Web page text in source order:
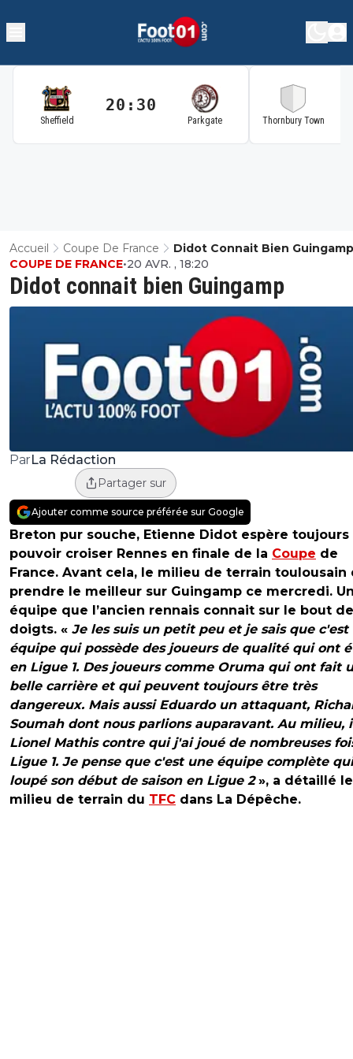
Sheffield
20:30
Parkgate Thornbury Town
Accueil Coupe De France Didot Connait Bien Guingamp
Didot connait bien Guingamp
COUPE DE FRANCE•20 AVR. , 18:20
ParLa Rédaction
Partager sur
Ajouter comme source préférée sur Google
Breton pur souche, Etienne Didot espère toujours
pouvoir croiser Rennes en finale de la Coupe de
France. Avant cela, le milieu de terrain toulousain
prendre le meilleur sur Guingamp ce mercredi.
équipe que l’ancien rennais connait sur le bout
doigts. « Je les suis un petit peu et je sais que c'est
équipe qui possède des joueurs de qualité qui ont
en Ligue 1. Des joueurs comme Oruma qui ont fait
belle carrière et qui peuvent toujours être très
dangereux. Mais aussi Eduardo un attaquant,
Soumah dont nous parlions auparavant. Au milieu,
Lionel Mathis contre qui j'ai joué de nombreuses
Ligue 1. Je pense que c'est une équipe complète
loupé son début de saison en Ligue 2», a détaillé le
milieu de terrain du TFC dans La Dépêche.